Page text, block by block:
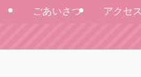
ごあいさつ アクセ